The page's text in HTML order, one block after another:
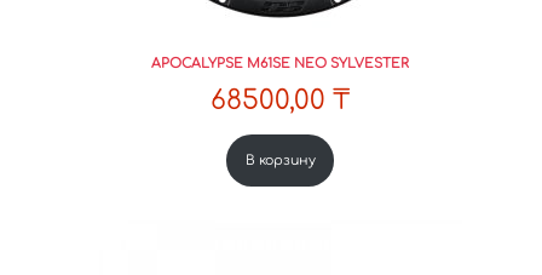
APOCALYPSE M61SE NEO SYLVESTER
68500,00 ₸
В корзину